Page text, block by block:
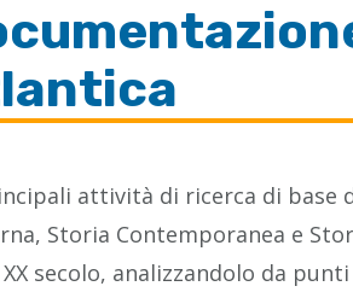
attività di ricerca di
Storia Contemporanea e
XX secolo, analizzandolo da